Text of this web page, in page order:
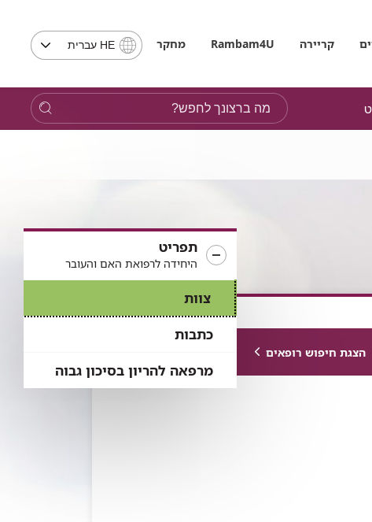
קריירה Rambam4U מחקר
בחירת
שים
לב,
בבחירת
לאתר
HE עברית
מה
ברצונך
לחפש?
תפריט
היחידה לרפואת האם והעובר
צוות
כתבות
מרפאה להריון בסיכון גבוה
הצגת חיפוש רופאים